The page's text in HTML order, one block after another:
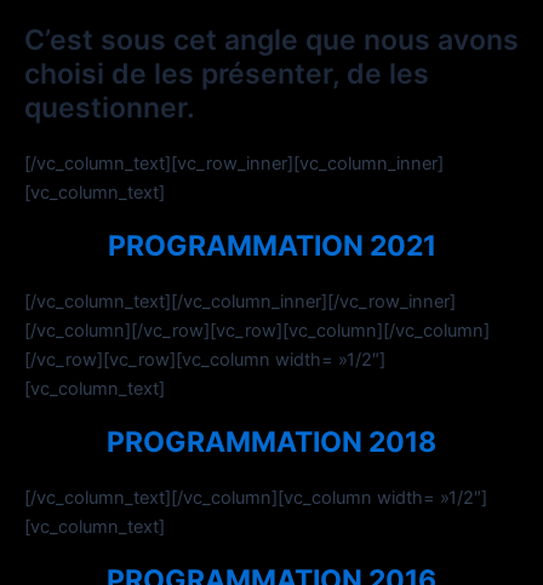
C’est sous cet angle que nous avons
choisi de les présenter, de les
questionner.
[/vc_column_text][vc_row_inner][vc_column_inner]
[vc_column_text]
PROGRAMMATION 2021
[/vc_column_text][/vc_column_inner][/vc_row_inner]
[/vc_column][/vc_row][vc_row][vc_column][/vc_column]
[/vc_row][vc_row][vc_column width= »1/2″]
[vc_column_text]
PROGRAMMATION 2018
[/vc_column_text][/vc_column][vc_column width= »1/2″]
[vc_column_text]